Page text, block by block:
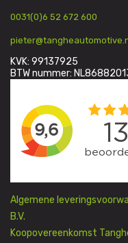
0031(0)6 52 672 600
KVK: 99137925
BTW nummer:
Algemene
B.V.
Koopovereenkomst